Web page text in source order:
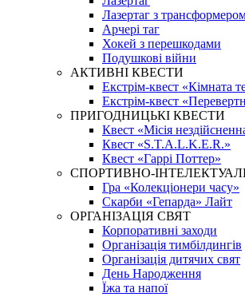
Лазертаг з
Арчері таг
Хокей з перешкодами
Подушкові війни
АКТИВНІ КВЕСТИ
Екстрім-квест «Кімната
Екстрім-квест
ПРИГОДНИЦЬКІ КВЕСТИ
Квест «Місія
Квест «S.T.A.L.K.E.R.»
Квест «Гаррі Поттер»
СПОРТИВНО-
Гра «Колекціонери часу»
Скарби «Гепарда» Лайт
ОРГАНІЗАЦІЯ СВЯТ
Корпоративні заходи
Організація тимбілдингів
Організація дитячих свят
День Народження
Їжа та напої